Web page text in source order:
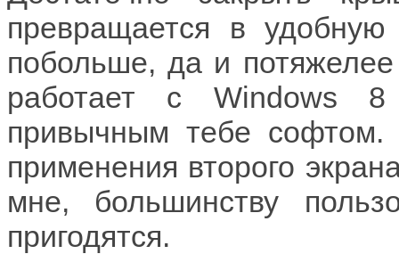
превращается в удобную
побольше, да и
работает с Windows
привычным тебе
применения второго
мне, большинству
пригодятся.